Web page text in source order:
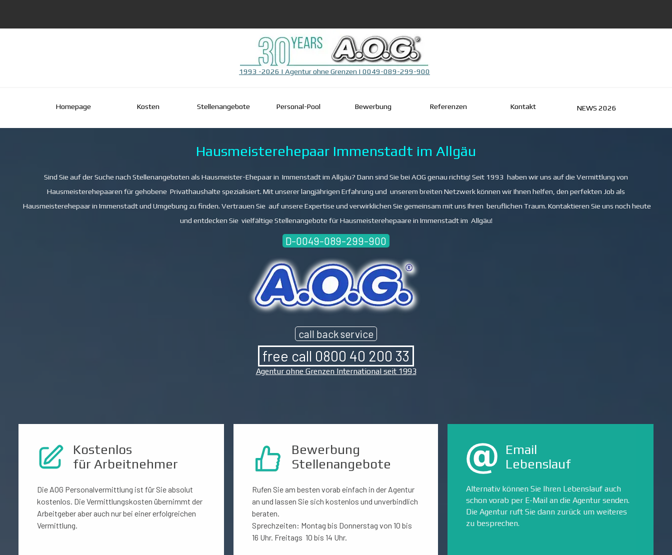
1993 -2026 | Agentur ohne Grenzen | 0049-089-299-900
Homepage
Kosten ▼
Stellenangebote Personal-Pool Bewerbung Referenzen ▼
Kontakt ▼
NEWS 2026
Hausmeisterehepaar Immenstadt im Allgäu
Sind Sie auf der Suche nach Stellenangeboten als Hausmeister-Ehepaar in Immenstadt im Allgäu? Dann sind Sie bei AOG genau richtig! Seit 1993 haben wir uns auf die Vermittlung von
Hausmeisterehepaaren für gehobene Privathaushalte spezialisiert. Mit unserer langjährigen Erfahrung und unserem breiten Netzwerk können wir Ihnen helfen, den perfekten Job als
Hausmeisterehepaar in Immenstadt und Umgebung zu finden. Vertrauen Sie auf unsere Expertise und verwirklichen Sie gemeinsam mit uns Ihren beruflichen Traum. Kontaktieren Sie uns noch heute
und entdecken Sie vielfältige Stellenangebote für Hausmeisterehepaare in Immenstadt im Allgäu!
D-0049-089-299-900
call back service
free call 0800 40 200 33
Agentur ohne Grenzen International seit 1993
Kostenlos
für Arbeitnehmer
Die AOG Personalvermittlung ist für Sie absolut
kostenlos. Die Vermittlungskosten übernimmt der
Arbeitgeber aber auch nur bei einer erfolgreichen
Vermittlung.
Bewerbung
Stellenangebote
Rufen Sie am besten vorab einfach in der Agentur
an und lassen Sie sich kostenlos und unverbindlich
beraten.
Sprechzeiten: Montag bis Donnerstag von 10 bis
16 Uhr. Freitags 10 bis 14 Uhr.
Email
Lebenslauf
Alternativ können Sie Ihren Lebenslauf auch
schon vorab per E-Mail an die Agentur senden.
Die Agentur ruft Sie dann zurück um weiteres
zu besprechen.